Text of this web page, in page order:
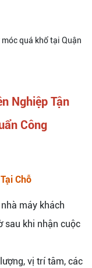
Nghiệp Tận
Công
Chỗ
máy khách
sau khi nhận cuộc
vị trí tâm, các